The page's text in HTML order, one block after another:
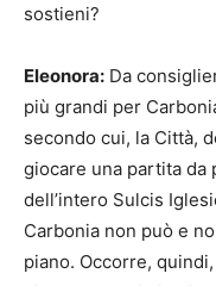
sostieni?
Eleonora: Da
più grandi per
secondo cui, la Città,
giocare una partita da
dell’intero Sulcis
Carbonia non può e
piano. Occorre,